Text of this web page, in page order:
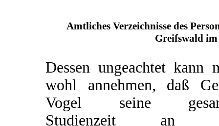
Amtliches Verzeichnisse des
Greifswald im
Dessen ungeachtet kann
wohl annehmen, daß
Vogel seine
Studienzeit an